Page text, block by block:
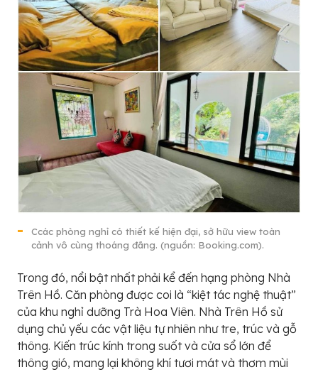
Ccác phòng nghỉ có thiết kế hiện đại, sở hữu view toàn
cảnh vô cùng thoáng đãng. (nguồn: Booking.com).
Trong đó, nổi bật nhất phải kể đến hạng phòng Nhà
Trên Hồ. Căn phòng được coi là “kiệt tác nghệ thuật”
của khu nghỉ dưỡng Trà Hoa Viên. Nhà Trên Hồ sử
dụng chủ yếu các vật liệu tự nhiên như tre, trúc và gỗ
thông. Kiến trúc kính trong suốt và cửa sổ lớn để
thông gió, mang lại không khí tươi mát và thơm mùi